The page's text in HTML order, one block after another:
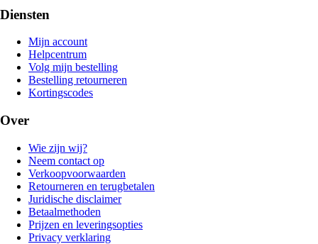
Diensten
Mijn account
Helpcentrum
Volg mijn bestelling
Bestelling retourneren
Kortingscodes
Over
Wie zijn wij?
Neem contact op
Verkoopvoorwaarden
Retourneren en terugbetalen
Juridische disclaimer
Betaalmethoden
Prijzen en leveringsopties
Privacy verklaring